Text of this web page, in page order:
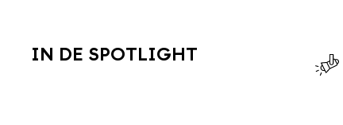
IN DE SPOTLIGHT